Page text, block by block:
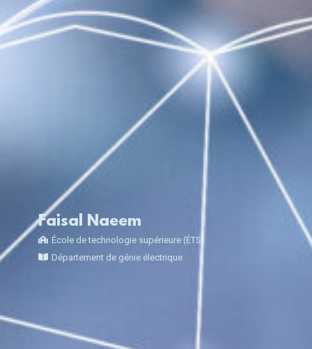
Faisal Naeem
École de technologie supérieure (ÉTS)
Département de génie électrique